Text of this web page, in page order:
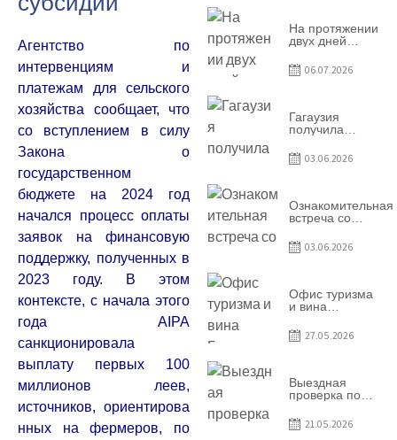
Агентство по
интервенциям и
платежам для сельского
хозяйства сообщает, что
со вступлением в силу
Закона о
государственном
бюджете на 2024 год
начался процесс оплаты
заявок на финансовую
поддержку, полученных в
2023 году. В этом
контексте, с начала этого
года AIPA
санкционировала
выплату первых 100
миллионов леев,
источников, ориентирова
нных на фермеров, по
На протяжении
двух дней
принимала
коллег из
Республики
Молдова
06.07.2026
Гагаузия
получила
признание в
рамках проекта
03.06.2026
Ознакомительная
встреча со
специальности
«Агент по
03.06.2026
Офис туризма
и вина
участник
Национальной
туризма
27.05.2026
Выездная
проверка по
соблюдения
условий
21.05.2026